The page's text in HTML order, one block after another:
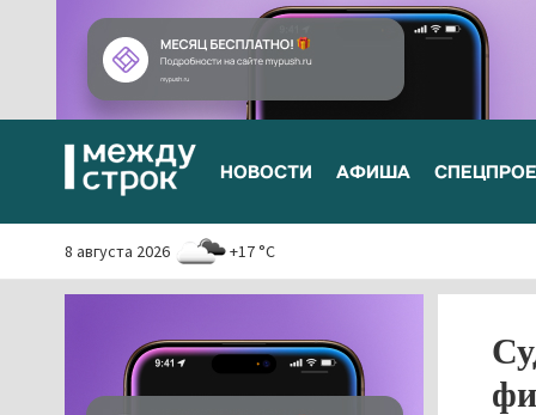
НОВОСТИ АФИША
8 августа 2026 +17 °C